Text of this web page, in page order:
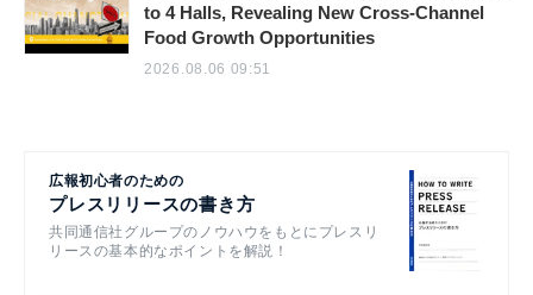
to 4 Halls, Revealing New Cross-Channel
Food Growth Opportunities
2026.08.06 09:51
広報初心者のための
プレスリリースの書き方
共同通信社グループのノウハウをもとにプレスリ
リースの基本的なポイントを解説！